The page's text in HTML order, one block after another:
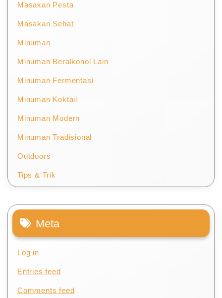
Masakan Pesta
Masakan Sehat
Minuman
Minuman Beralkohol Lain
Minuman Fermentasi
Minuman Koktail
Minuman Modern
Minuman Tradisional
Outdoors
Tips & Trik
Meta
Log in
Entries feed
Comments feed